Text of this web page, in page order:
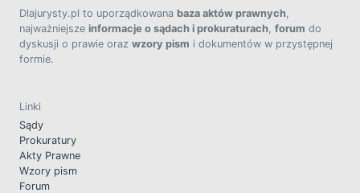
Dlajurysty.pl to uporządkowana baza aktów prawnych,
najważniejsze informacje o sądach i prokuraturach, forum do
dyskusji o prawie oraz wzory pism i dokumentów w przystępnej
formie.
Linki
Sądy
Prokuratury
Akty Prawne
Wzory pism
Forum